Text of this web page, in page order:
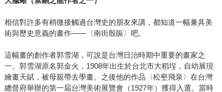
相信對許多有稍微接觸過台灣史的朋友來講，都知道一幅兼具美
術與歷史意義的畫作——〈南街殷賑〉吧。
這幅畫的創作者郭雪湖，可說是台灣日治時期中重要的畫家之
一。郭雪湖原名郭金火，1908年出生於台北市大稻埕，自幼展現
繪畫天賦，被母親帶去學畫。之後他的作品〈松壑飛泉〉在台灣
總督府舉辦的第一屆台灣美術展覽會（1927年）獲得入選。當時